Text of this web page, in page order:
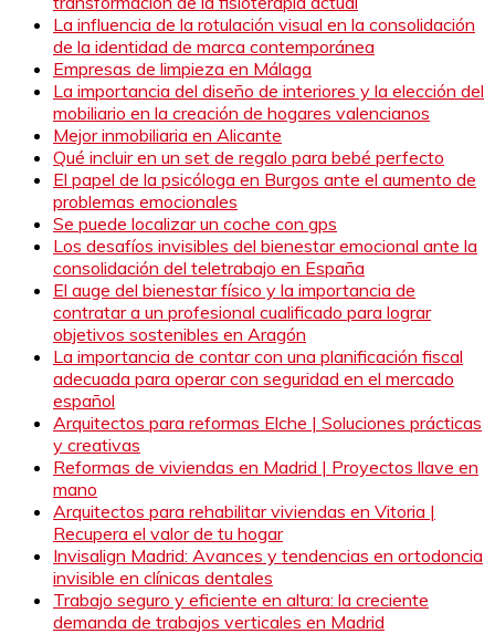
La influencia de la rotulación visual en la consolidación
de la identidad de marca contemporánea
Empresas de limpieza en Málaga
La importancia del diseño de interiores y la elección del
mobiliario en la creación de hogares valencianos
Mejor inmobiliaria en Alicante
Qué incluir en un set de regalo para bebé perfecto
El papel de la psicóloga en Burgos ante el aumento de
problemas emocionales
Se puede localizar un coche con gps
Los desafíos invisibles del bienestar emocional ante la
consolidación del teletrabajo en España
El auge del bienestar físico y la importancia de
contratar a un profesional cualificado para lograr
objetivos sostenibles en Aragón
La importancia de contar con una planificación fiscal
adecuada para operar con seguridad en el mercado
español
Arquitectos para reformas Elche | Soluciones prácticas
y creativas
Reformas de viviendas en Madrid | Proyectos llave en
mano
Arquitectos para rehabilitar viviendas en Vitoria |
Recupera el valor de tu hogar
Invisalign Madrid: Avances y tendencias en ortodoncia
invisible en clínicas dentales
Trabajo seguro y eficiente en altura: la creciente
demanda de trabajos verticales en Madrid